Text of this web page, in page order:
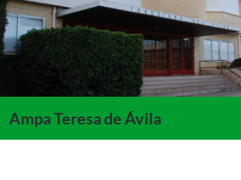
Saltar
al
contenido
Ampa Teresa de Ávila